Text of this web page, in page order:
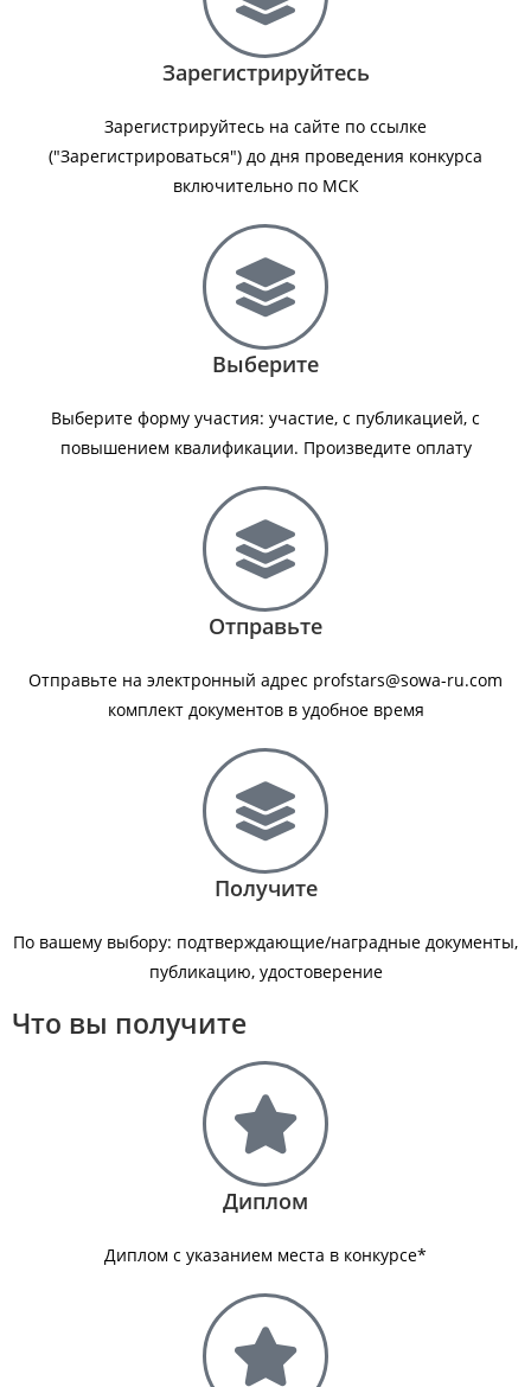
Зарегистрируйтесь
Зарегистрируйтесь на сайте по ссылке
("Зарегистрироваться") до дня проведения конкурса
включительно по МСК
Выберите
Выберите форму участия: участие, с публикацией, с
повышением квалификации. Произведите оплату
Отправьте
Отправьте на электронный адрес profstars@sowa-ru.com
комплект документов в удобное время
Получите
По вашему выбору: подтверждающие/наградные документы,
публикацию, удостоверение
Что вы получите
Диплом
Диплом с указанием места в конкурсе*